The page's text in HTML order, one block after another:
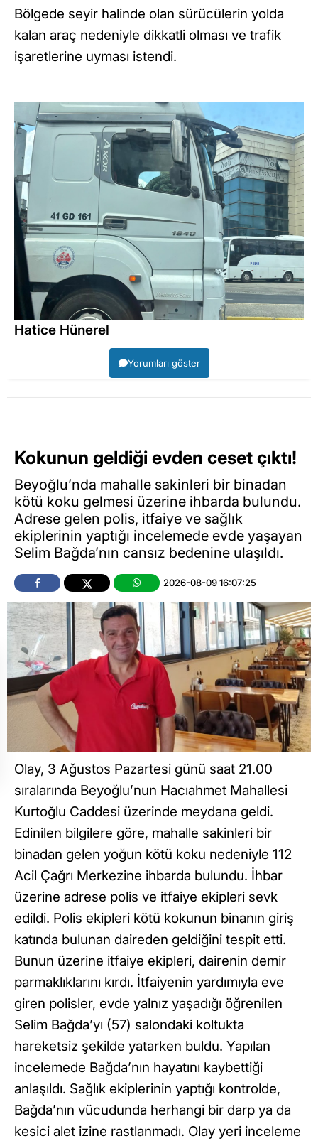
Bölgede seyir halinde olan sürücülerin yolda
kalan araç nedeniyle dikkatli olması ve trafik
işaretlerine uyması istendi.
Hatice Hünerel
Yorumları göster
Kokunun geldiği evden ceset çıktı!
Beyoğlu’nda mahalle sakinleri bir binadan
kötü koku gelmesi üzerine ihbarda bulundu.
Adrese gelen polis, itfaiye ve sağlık
ekiplerinin yaptığı incelemede evde yaşayan
Selim Bağda’nın cansız bedenine ulaşıldı.
2026-08-09 16:07:25
Olay, 3 Ağustos Pazartesi günü saat 21.00
sıralarında Beyoğlu’nun Hacıahmet Mahallesi
Kurtoğlu Caddesi üzerinde meydana geldi.
Edinilen bilgilere göre, mahalle sakinleri bir
binadan gelen yoğun kötü koku nedeniyle 112
Acil Çağrı Merkezine ihbarda bulundu. İhbar
üzerine adrese polis ve itfaiye ekipleri sevk
edildi. Polis ekipleri kötü kokunun binanın giriş
katında bulunan daireden geldiğini tespit etti.
Bunun üzerine itfaiye ekipleri, dairenin demir
parmaklıklarını kırdı. İtfaiyenin yardımıyla eve
giren polisler, evde yalnız yaşadığı öğrenilen
Selim Bağda’yı (57) salondaki koltukta
hareketsiz şekilde yatarken buldu. Yapılan
incelemede Bağda’nın hayatını kaybettiği
anlaşıldı. Sağlık ekiplerinin yaptığı kontrolde,
Bağda’nın vücudunda herhangi bir darp ya da
kesici alet izine rastlanmadı. Olay yeri inceleme